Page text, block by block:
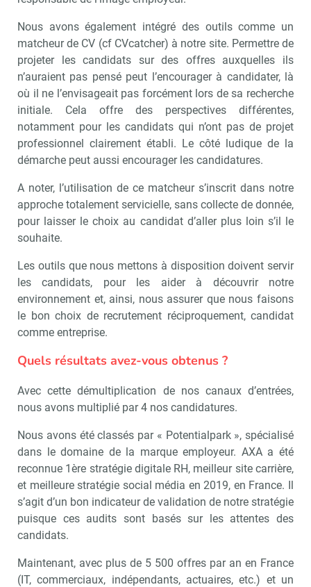
Nous avons également intégré des outils comme un
matcheur de CV (cf CVcatcher) à notre site. Permettre de
projeter les candidats sur des offres auxquelles ils
n’auraient pas pensé peut l’encourager à candidater, là
où il ne l’envisageait pas forcément lors de sa recherche
initiale. Cela offre des perspectives différentes,
notamment pour les candidats qui n’ont pas de projet
professionnel clairement établi. Le côté ludique de la
démarche peut aussi encourager les candidatures.
A noter, l’utilisation de ce matcheur s’inscrit dans notre
approche totalement servicielle, sans collecte de donnée,
pour laisser le choix au candidat d’aller plus loin s’il le
souhaite.
Les outils que nous mettons à disposition doivent servir
les candidats, pour les aider à découvrir notre
environnement et, ainsi, nous assurer que nous faisons
le bon choix de recrutement réciproquement, candidat
comme entreprise.
Quels résultats avez-vous obtenus ?
Avec cette démultiplication de nos canaux d’entrées,
nous avons multiplié par 4 nos candidatures.
Nous avons été classés par « Potentialpark », spécialisé
dans le domaine de la marque employeur. AXA a été
reconnue 1ère stratégie digitale RH, meilleur site carrière,
et meilleure stratégie social média en 2019, en France. Il
s’agit d’un bon indicateur de validation de notre stratégie
puisque ces audits sont basés sur les attentes des
candidats.
Maintenant, avec plus de 5 500 offres par an en France
(IT, commerciaux, indépendants, actuaires, etc.) et un
Valider
Non merci, je reçois déjà
!
Je déciderai plus
tard